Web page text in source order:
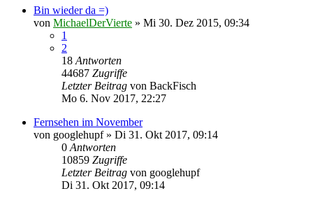
Bin wieder da =)
von MichaelDerVierte » Mi 30. Dez 2015, 09:34
1
2
18 Antworten
44687 Zugriffe
Letzter Beitrag von BackFisch
Mo 6. Nov 2017, 22:27
Fernsehen im November
von googlehupf» Di 31. Okt 2017, 09:14
0 Antworten
10859 Zugriffe
Letzter Beitrag von googlehupf
Di 31. Okt 2017, 09:14